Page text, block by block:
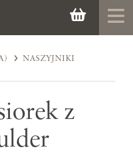
NASZYJNIKI
z